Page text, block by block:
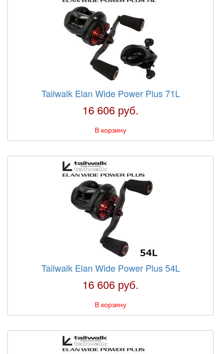
Tailwalk Elan Wide Power Plus 71L
16 606 руб.
В корзину
Tailwalk Elan Wide Power Plus 54L
16 606 руб.
В корзину